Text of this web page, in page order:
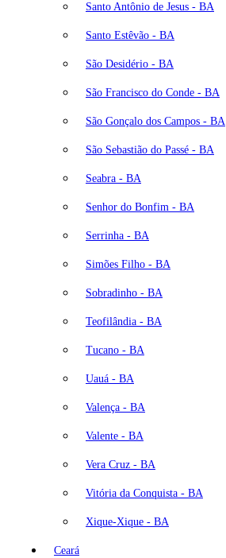
Santo Antônio de Jesus - BA
Santo Estêvão - BA
São Desidério - BA
São Francisco do Conde - BA
São Gonçalo dos Campos - BA
São Sebastião do Passé - BA
Seabra - BA
Senhor do Bonfim - BA
Serrinha - BA
Simões Filho - BA
Sobradinho - BA
Teofilândia - BA
Tucano - BA
Uauá - BA
Valença - BA
Valente - BA
Vera Cruz - BA
Vitória da Conquista - BA
Xique-Xique - BA
Ceará